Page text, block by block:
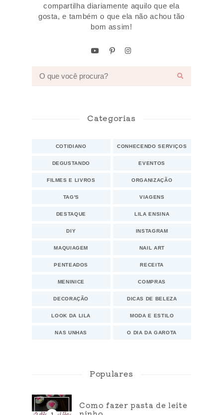
compartilha diariamente aquilo que ela
gosta, e também o que ela não achou tão
bom assim!
Categorias
COTIDIANO CONHECENDO SERVIÇOS
DEGUSTANDO EVENTOS
FILMES E LIVROS ORGANIZAÇÃO
TAG'S VIAGENS
DESTAQUE LILA ENSINA
DIY INSTAGRAM
MAQUIAGEM NAIL ART
PENTEADOS RECEITA
MENINICE COMPRAS
DECORAÇÃO DICAS DE BELEZA
LOOK DA LILA MODA E ESTILO
NAS UNHAS O DIA DA GAROTA
Populares
Como fazer pasta de leite